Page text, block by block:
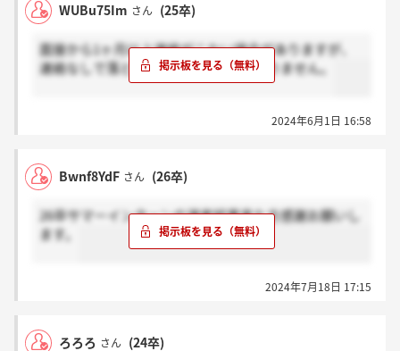
WUBu75Im さん (25卒)
面接から1ヶ月以上連絡がこない場合がありますが、
連絡なしで落とされるようなことはありません。
2024年6月1日 16:58
Bwnf8YdF さん (26卒)
26卒サマーインターンの選考結果来た方感謝お願いし
ます。
2024年7月18日 17:15
ろろろ さん (24卒)